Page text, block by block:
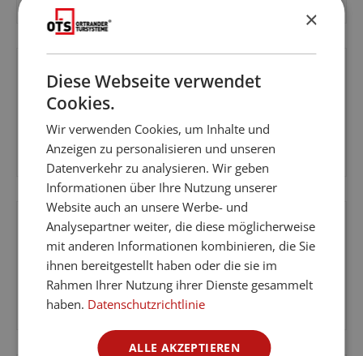
Verkaufspreis:
Regulärer Preis:
Rabatt
Aktion
CPL Eiche Natur Mero - Innentür
Verkaufspreis:
×
Diese Webseite verwendet
Cookies.
Wir verwenden Cookies, um Inhalte und
Anzeigen zu personalisieren und unseren
Datenverkehr zu analysieren. Wir geben
Informationen über Ihre Nutzung unserer
Website auch an unsere Werbe- und
Analysepartner weiter, die diese möglicherweise
mit anderen Informationen kombinieren, die Sie
ihnen bereitgestellt haben oder die sie im
Rahmen Ihrer Nutzung ihrer Dienste gesammelt
haben. Datenschutzrichtlinie
ALLE AKZEPTIEREN